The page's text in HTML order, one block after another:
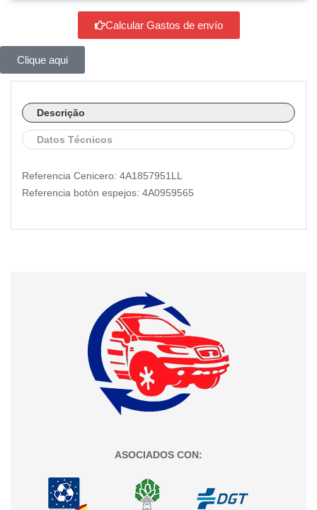
Calcular Gastos de envío
Clique aqui
Descrição
Datos Técnicos
Referencia Cenicero: 4A1857951LL
Referencia botón espejos: 4A0959565
ASOCIADOS CON: